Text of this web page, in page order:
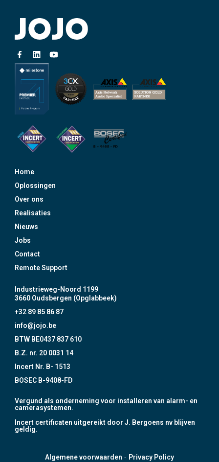
Home
Oplossingen
Over ons
Realisaties
Nieuws
Jobs
Contact
Remote Support
Industrieweg-Noord 1199
3660 Oudsbergen (Opglabbeek)
+32 89 85 86 87
info@jojo.be
BTW BE0437 837 610
B.Z. nr. 20 0031 14
Incert Nr. B- 1513
BOSEC B-9408-FD
Vergund als onderneming voor installeren van alarm- en
camerasystemen.
Incert certificaten uitgereikt door J. Bergoens nv blijven
geldig.
Algemene voorwaarden - Privacy Policy